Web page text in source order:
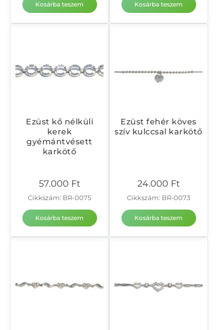
Kosárba teszem Kosárba teszem
Ezüst kő nélküli
kerek
gyémántvésett
karkötő
57.000 Ft
Cikkszám: BR-0075
Kosárba teszem
Ezüst fehér köves
szív kulccsal karkötő
24.000 Ft
Cikkszám: BR-0073
Kosárba teszem